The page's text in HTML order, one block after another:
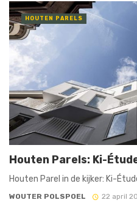
HOUTEN PARELS
Houten Parels: Ki-
Houten Parel in de kijker: Ki-
WOUTER POLSPOEL 22 april